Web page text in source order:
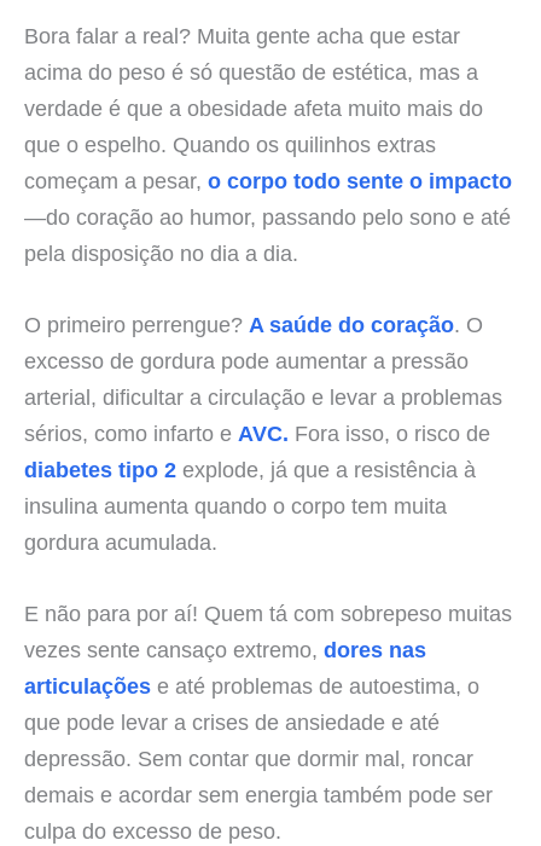
Bora falar a real? Muita gente acha que estar
acima do peso é só questão de estética, mas a
verdade é que a obesidade afeta muito mais do
que o espelho. Quando os quilinhos extras
começam a pesar, o corpo todo sente o impacto
—do coração ao humor, passando pelo sono e até
pela disposição no dia a dia.
O primeiro perrengue? A saúde do coração. O
excesso de gordura pode aumentar a pressão
arterial, dificultar a circulação e levar a problemas
sérios, como infarto e AVC. Fora isso, o risco de
diabetes tipo 2 explode, já que a resistência à
insulina aumenta quando o corpo tem muita
gordura acumulada.
E não para por aí! Quem tá com sobrepeso muitas
vezes sente cansaço extremo, dores nas
articulações e até problemas de autoestima, o
que pode levar a crises de ansiedade e até
depressão. Sem contar que dormir mal, roncar
demais e acordar sem energia também pode ser
culpa do excesso de peso.